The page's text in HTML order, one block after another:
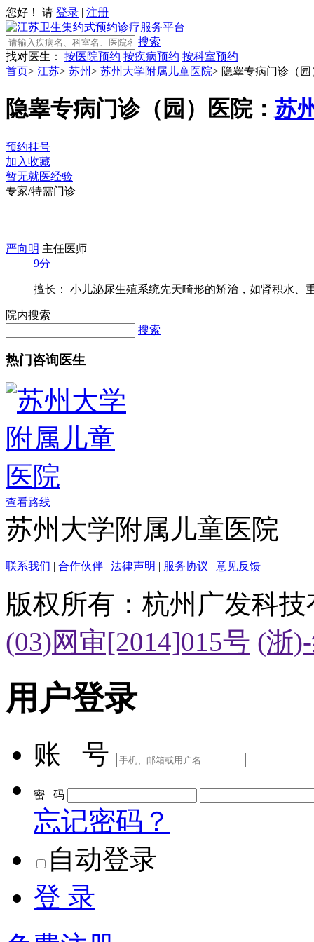
您好！ 请 登录 | 注册
搜索
找对医生：
按医院预约 按疾病预约 按科室预约
首页> 江苏> 苏州> 苏州大学附属儿童医院> 隐睾专病门诊（园
隐睾专病门诊（园） 医院： 苏
预约挂号
加入收藏
暂无就医经验
专家/特需门诊
严向明 主任医师
9分
擅长： 小儿泌尿生殖系统先天畸形的矫治，如肾积水、
院内搜索
搜索
热门咨询医生
查看路线
苏州大学附属儿童医院
联系我们 | 合作伙伴 | 法律声明 | 服务协议 | 意见反馈
版权所有：杭州广发科
(03)网审[2014]015号 (浙
用户登录
账 号
密 码
忘记密码？
自动登录
登 录